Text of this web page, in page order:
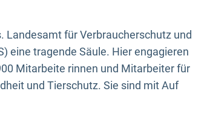
Landesamt für Verbraucherschutz und
eine tragende Säule. Hier engagieren
Mitarbeite rinnen und Mitarbeiter für
und Tierschutz. Sie sind mit Auf